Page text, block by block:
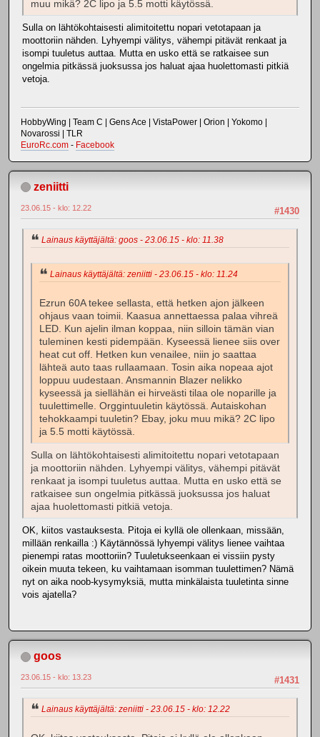
muu mikä? 2C lipo ja 5.5 motti käytössä.
Sulla on lähtökohtaisesti alimitoitettu nopari vetotapaan ja
moottoriin nähden. Lyhyempi välitys, vähempi pitävät renkaat ja
isompi tuuletus auttaa. Mutta en usko että se ratkaisee sun
ongelmia pitkässä juoksussa jos haluat ajaa huolettomasti pitkiä
vetoja.
HobbyWing | Team C | Gens Ace | VistaPower | Orion | Yokomo |
Novarossi | TLR
EuroRc.com - Facebook
zeniitti
#1430
23.06.15 - klo: 12.22
Lainaus käyttäjältä: goos - 23.06.15 - klo: 11.38
Lainaus käyttäjältä: zeniitti - 23.06.15 - klo: 11.24
Ezrun 60A tekee sellasta, että hetken ajon jälkeen
ohjaus vaan toimii. Kaasua annettaessa palaa vihreä
LED. Kun ajelin ilman koppaa, niin silloin tämän vian
tuleminen kesti pidempään. Kyseessä lienee siis over
heat cut off. Hetken kun venailee, niin jo saattaa
lähteä auto taas rullaamaan. Tosin aika nopeaa ajot
loppuu uudestaan. Ansmannin Blazer nelikko
kyseessä ja siellähän ei hirveästi tilaa ole noparille ja
tuulettimelle. Orggintuuletin käytössä. Autaiskohan
tehokkaampi tuuletin? Ebay, joku muu mikä? 2C lipo
ja 5.5 motti käytössä.
Sulla on lähtökohtaisesti alimitoitettu nopari vetotapaan
ja moottoriin nähden. Lyhyempi välitys, vähempi pitävät
renkaat ja isompi tuuletus auttaa. Mutta en usko että se
ratkaisee sun ongelmia pitkässä juoksussa jos haluat
ajaa huolettomasti pitkiä vetoja.
OK, kiitos vastauksesta. Pitoja ei kyllä ole ollenkaan, missään,
millään renkailla :) Käytännössä lyhyempi välitys lienee vaihtaa
pienempi ratas moottoriin? Tuuletukseenkaan ei vissiin pysty
oikein muuta tekeen, ku vaihtamaan isomman tuulettimen? Nämä
nyt on aika noob-kysymyksiä, mutta minkälaista tuuletinta sinne
vois ajatella?
goos
#1431
23.06.15 - klo: 13.23
Lainaus käyttäjältä: zeniitti - 23.06.15 - klo: 12.22